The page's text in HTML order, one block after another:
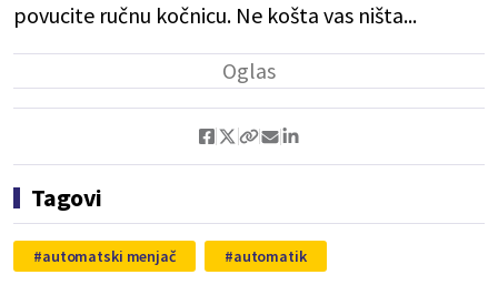
povucite ručnu kočnicu. Ne košta vas ništa...
Tagovi
automatski menjač automatik